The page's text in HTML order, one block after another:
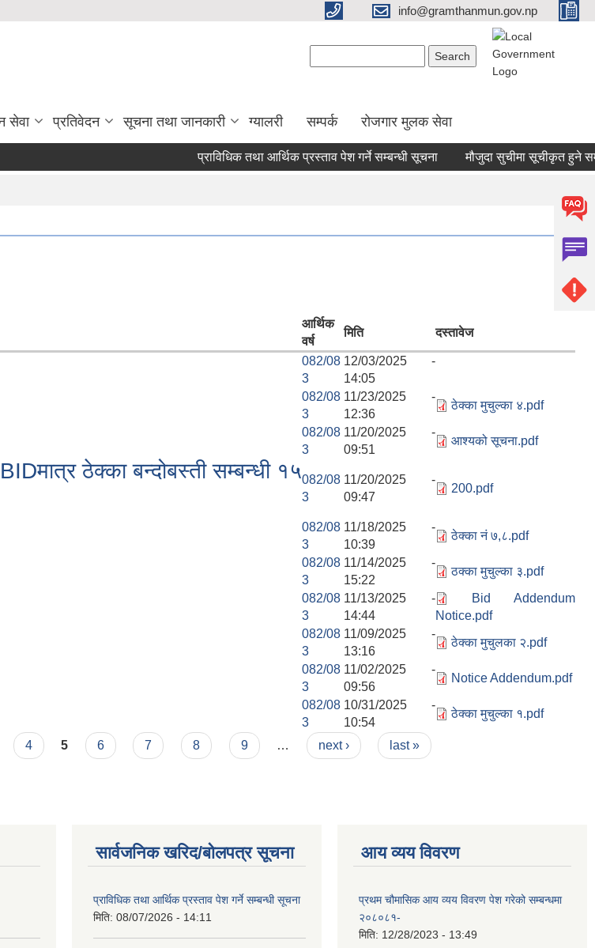
info@gramthanmun.gov.np
सेवा प्रतिवेदन सूचना तथा जानकारी ग्यालरी सम्पर्क रोजगार मुलक सेवा
प्राविधिक तथा आर्थिक प्रस्ताव पेश गर्ने सम्बन्धी सूचना मौजुदा सुचीमा सूचीकृत हुने
आर्थिक
वर्ष
मिति दस्तावेज
082/08
3
12/03/2025 -
14:05
082/08
3
11/23/2025 -
12:36
ठेक्का मुचुल्का ४.pdf
082/08
3
11/20/2025 -
09:51
आश्यको सूचना.pdf
ठेक्का बन्दोबस्ती सम्बन्धी १५082/08
3
11/20/2025 -
09:47
200.pdf
082/08
3
11/18/2025 -
10:39
ठेक्का नं ७,८.pdf
082/08
3
11/14/2025 -
15:22
ठक्का मुचुल्का ३.pdf
082/08
3
11/13/2025 -
14:44
Bid Addendum
Notice.pdf
082/08
3
11/09/2025 -
13:16
ठेक्का मुचुलका २.pdf
082/08
3
11/02/2025 -
09:56
Notice Addendum.pdf
082/08
3
10/31/2025 -
10:54
ठेक्का मुचुल्का १.pdf
4 5 6 7 8 9 … next › last »
सार्वजनिक खरिद/बोलपत्र सूचना
प्राविधिक तथा आर्थिक प्रस्ताव पेश गर्ने सम्बन्धी सूचना
मिति: 08/07/2026 - 14:11
आय व्यय विवरण
प्रथम चौमासिक आय व्यय विवरण पेश गरेको सम्बन्धमा
२०८०८१-
मिति: 12/28/2023 - 13:49